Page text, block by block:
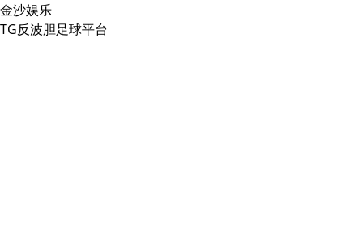
金沙娱乐
TG反波胆足球平台